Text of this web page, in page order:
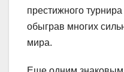
престижного
обыграв многих
мира.